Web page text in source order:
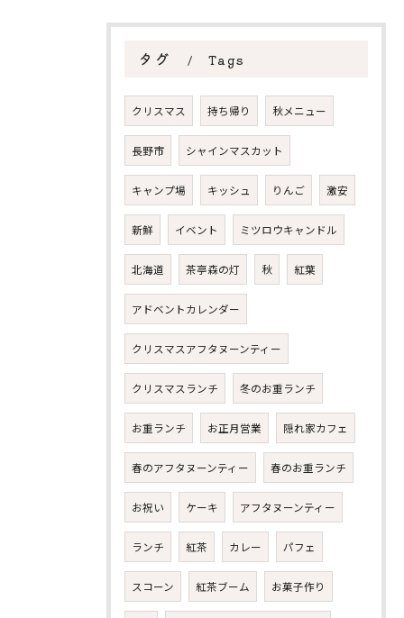
タグ Tags
クリスマス 持ち帰り 秋メニュー
長野市 シャインマスカット
キャンプ場 キッシュ りんご 激安
新鮮 イベント ミツロウキャンドル
北海道 茶亭森の灯 秋 紅葉
アドベントカレンダー
クリスマスアフタヌーンティー
クリスマスランチ 冬のお重ランチ
お重ランチ お正月営業 隠れ家カフェ
春のアフタヌーンティー 春のお重ランチ
お祝い ケーキ アフタヌーンティー
ランチ 紅茶 カレー パフェ
スコーン 紅茶ブーム お菓子作り
お気軽にお問い合わせください